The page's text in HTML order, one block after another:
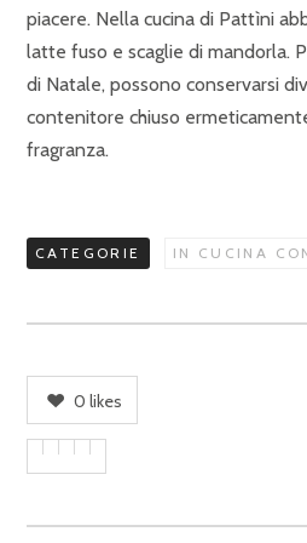
piacere. Nella cucina di Pattìni
latte fuso e scaglie di mandorla.
di Natale, possono conservarsi
contenitore chiuso
fragranza.
CATEGORIE IN CUCINA
0 likes